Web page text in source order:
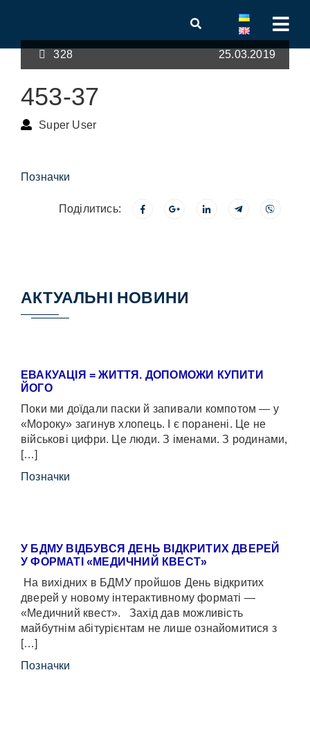
328 25.03.2019
453-37
Super User
Позначки
Поділитись:
АКТУАЛЬНІ НОВИНИ
ЕВАКУАЦІЯ = ЖИТТЯ. ДОПОМОЖИ КУПИТИ
ЙОГО
Поки ми доїдали паски й запивали компотом — у
«Мороку» загинув хлопець. І є поранені. Це не
військові цифри. Це люди. З іменами. З родинами,
[…]
Позначки
У БДМУ ВІДБУВСЯ ДЕНЬ ВІДКРИТИХ ДВЕРЕЙ
У ФОРМАТІ «МЕДИЧНИЙ КВЕСТ»
На вихідних в БДМУ пройшов День відкритих
дверей у новому інтерактивному форматі —
«Медичний квест». Захід дав можливість
майбутнім абітурієнтам не лише ознайомитися з
[…]
Позначки